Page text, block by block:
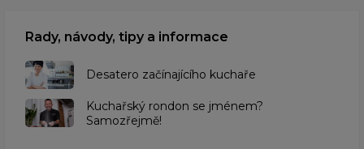
Rady, návody, tipy a informace
Desatero začínajícího kuchaře
Kuchařský rondon se jménem?
Samozřejmě!